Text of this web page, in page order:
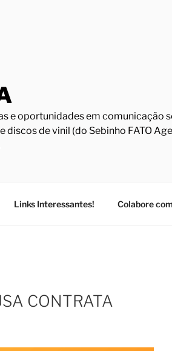
e oportunidades em comunicação
discos de vinil (do Sebinho FATO
Links Interessantes! Colabore
CONTRATA